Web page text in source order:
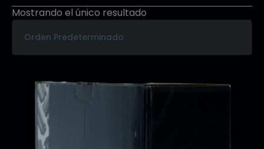
Mostrando el único resultado